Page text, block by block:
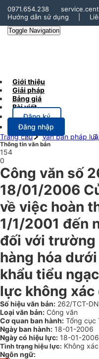
0971.654.238
Hướng dẫn sử dụng
Toggle Navigation
Giới thiệu
Giải pháp
Bảng giá
Bài viết
Đăng ký
Đăng nhập
Trang chủ
Văn bản pháp
Thông tin văn bản
154
0
Công văn số
18/01/2006
về việc hoàn
1/1/2001 đến
đối với trường
hàng hóa
khẩu tiểu
lực không xác
Số hiệu văn bản: 262/TCT-
Loại văn bản: Công văn
Cơ quan ban hành: Tổng cục
Ngày ban hành: 18-01-2006
Ngày có hiệu lực: 18-01-2006
Tình trạng hiệu lực: Không
Ngôn ngữ: